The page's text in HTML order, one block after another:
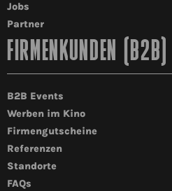
Jobs
Partner
FIRMENKUNDEN (B2B)
B2B Events
Werben im Kino
Firmengutscheine
Referenzen
Standorte
FAQs